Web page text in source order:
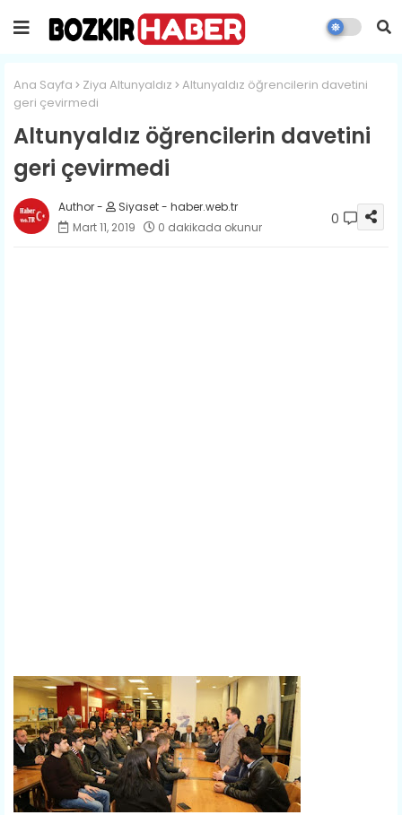
Ana Sayfa Ziya Altunyaldız
Altunyaldız öğrencilerin davetini
geri çevirmedi
Altunyaldız öğrencilerin davetini
geri çevirmedi
Siyaset - haber.web.tr
Mart 11, 2019
0 dakikada okunur 0